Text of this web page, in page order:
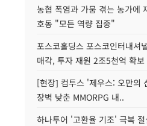
농협 폭염과 가뭄 겪는 농가에
호동 "모든 역량 집중"
포스코홀딩스 포스코인터내셔
매각, 투자 재원 2조5천억 확보
[현장] 컴투스 '제우스: 오만의
장벽 낮춘 MMORPG 내..
하나투어 '고환율 기조' 극복